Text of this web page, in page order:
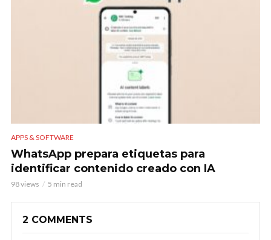
APPS & SOFTWARE
WhatsApp prepara etiquetas para
identificar contenido creado con IA
98 views 5 min read
2 COMMENTS